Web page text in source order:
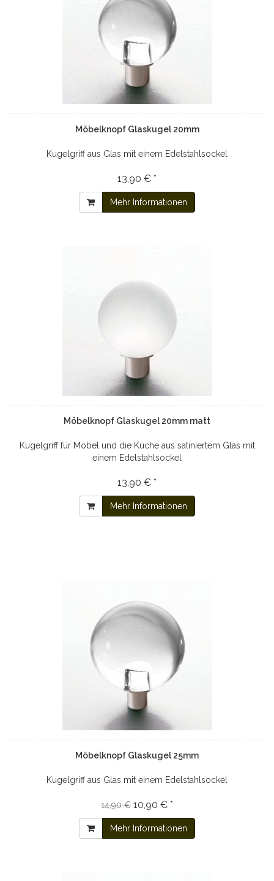
Möbelknopf Glaskugel 20mm
Kugelgriff aus Glas mit einem Edelstahlsockel
13,90 € *
Mehr Informationen
Möbelknopf Glaskugel 20mm matt
Kugelgriff für Möbel und die Küche aus satiniertem Glas mit
einem Edelstahlsockel
13,90 € *
Mehr Informationen
Möbelknopf Glaskugel 25mm
Kugelgriff aus Glas mit einem Edelstahlsockel
14,90 € 10,90 € *
Mehr Informationen